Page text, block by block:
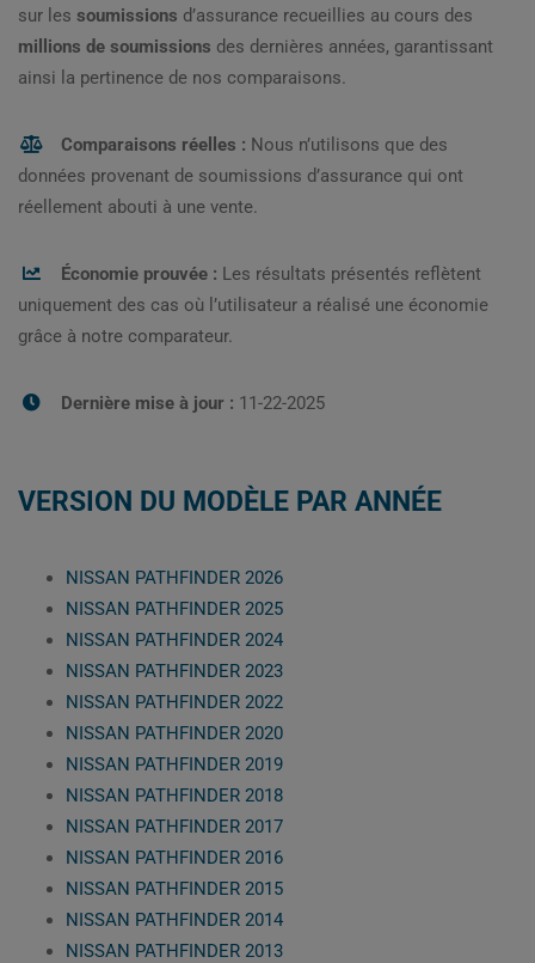
sur les soumissions d’assurance recueillies au cours des
millions de soumissions des dernières années, garantissant
ainsi la pertinence de nos comparaisons.
Comparaisons réelles : Nous n’utilisons que des
données provenant de soumissions d’assurance qui ont
réellement abouti à une vente.
Économie prouvée : Les résultats présentés reflètent
uniquement des cas où l’utilisateur a réalisé une économie
grâce à notre comparateur.
Dernière mise à jour : 11-22-2025
VERSION DU MODÈLE PAR ANNÉE
NISSAN PATHFINDER 2026
NISSAN PATHFINDER 2025
NISSAN PATHFINDER 2024
NISSAN PATHFINDER 2023
NISSAN PATHFINDER 2022
NISSAN PATHFINDER 2020
NISSAN PATHFINDER 2019
NISSAN PATHFINDER 2018
NISSAN PATHFINDER 2017
NISSAN PATHFINDER 2016
NISSAN PATHFINDER 2015
NISSAN PATHFINDER 2014
NISSAN PATHFINDER 2013